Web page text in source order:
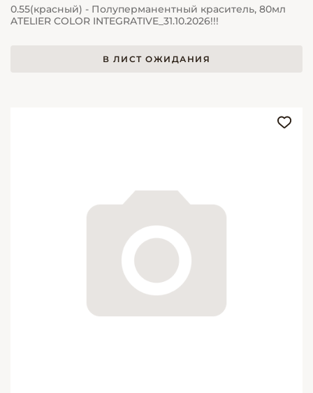
0.55(красный) - Полуперманентный краситель, 80мл
ATELIER COLOR INTEGRATIVE_31.10.2026!!!
В ЛИСТ ОЖИДАНИЯ